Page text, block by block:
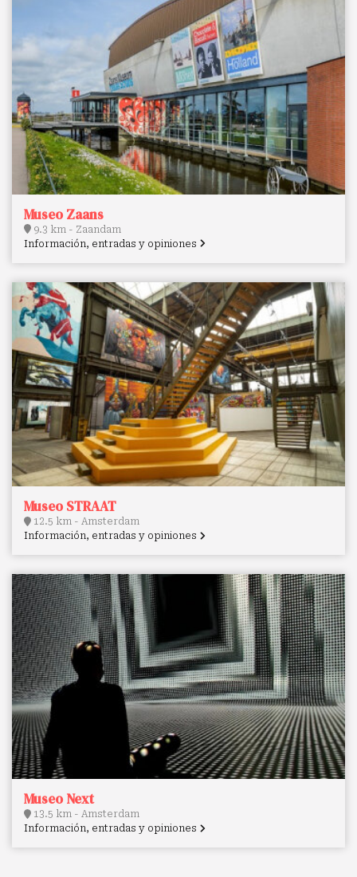
Museo Zaans
9.3 km - Zaandam
Información, entradas y opiniones
Museo STRAAT
12.5 km - Amsterdam
Información, entradas y opiniones
Museo Next
13.5 km - Amsterdam
Información, entradas y opiniones